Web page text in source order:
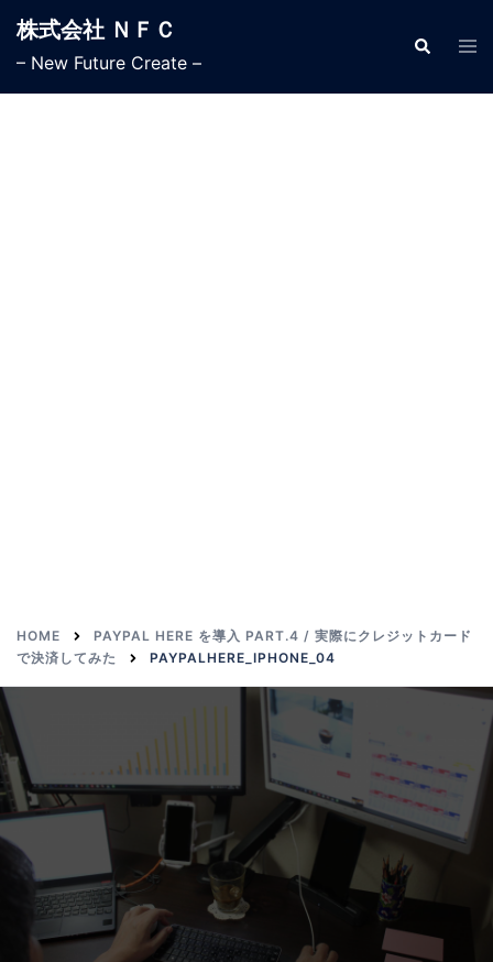
株式会社 ＮＦＣ
– New Future Create –
HOME
PAYPAL HERE を導入 PART.4 / 実際にクレジットカード
で決済してみた
PAYPALHERE_IPHONE_04